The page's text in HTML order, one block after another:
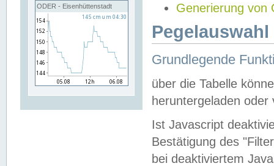
ODER - Eisenhüttenstadt
Generierung von
Grundlegende
über die Tabelle
heruntergeladen oder
Ist Javascript
Bestätigung des
bei deaktiviertem